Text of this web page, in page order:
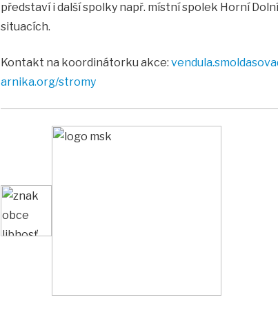
představí i další spolky např. místní spolek Horní
situacích.
Kontakt na koordinátorku akce:
arnika.org/stromy